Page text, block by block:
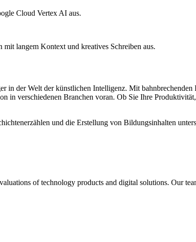
Cloud Vertex AI aus.
langem Kontext und kreatives Schreiben aus.
in der Welt der künstlichen Intelligenz. Mit
in verschiedenen Branchen voran. Ob Sie Ihre
und die Erstellung von Bildungsinhalten
of technology products and digital solutions. Our